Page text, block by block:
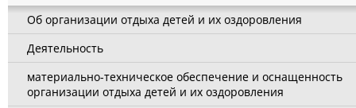
Об организации отдыха детей и их оздоровления
Деятельность
материально-техническое обеспечение и оснащенность
организации отдыха детей и их оздоровления